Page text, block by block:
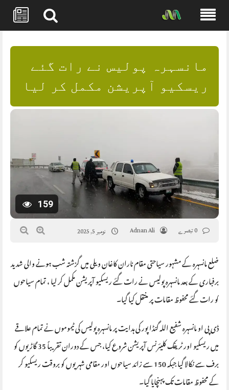
content
مانسہرہ پولیس نے رات گئے
ریسکیو آپریشن مکمل کر لیا
159
Adnan Ali نومبر 5, 2025
ضلع مانسہرہ کے مشہور سیاحتی مقام ناران کاغان ویلی میں گزشتہ شب ہونے والی شدید
برفباری کے بعد مانسہرہ پولیس نے رات گئے ریسکیو آپریشن مکمل کر لیا ، تمام سیاحوں
کو رات گئے محفوظ مقامات پر منتقل کیا گیا۔
ڈی پی او مانسہرہ شفیع اللہ گنڈا پور کی ہدایت پر مانسہرہ پولیس کی ٹیموموں نے تمام علاقے
میں ریسکیو اور ٹریفک کلیئرنس آپریشن شروع کیا، جس کے دوران تقریباً 35 گاڑیوں کو
برف سے نکالا گیا جبکہ 150 سے زائد سیاحوں اور مقامی شہریوں کو بروقت ریسکیو کر
کے محفوظ مقامات تک پہنچایا گیا۔